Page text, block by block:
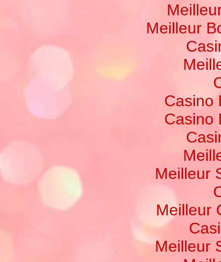
Meilleur
Casino
Casino
Meilleur
Meilleur
Meilleur